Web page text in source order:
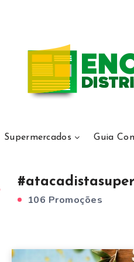
Supermercados Guia
106 Promoções